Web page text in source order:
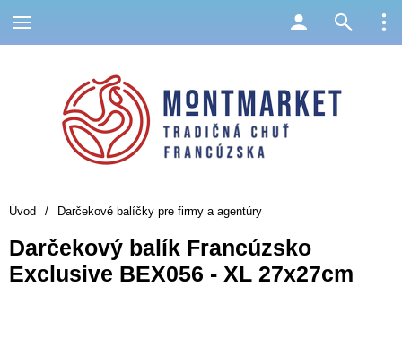
Úvod / Darčekové balíčky pre firmy a agentúry
Darčekový balík Francúzsko
Exclusive BEX056 - XL 27x27cm